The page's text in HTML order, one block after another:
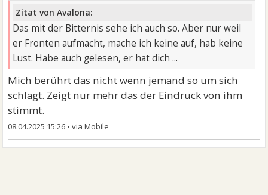
Zitat von Avalona:
Das mit der Bitternis sehe ich auch so. Aber nur weil
er Fronten aufmacht, mache ich keine auf, hab keine
Lust. Habe auch gelesen, er hat dich ...
Mich berührt das nicht wenn jemand so um sich
schlägt. Zeigt nur mehr das der Eindruck von ihm
stimmt.
08.04.2025 15:26 •